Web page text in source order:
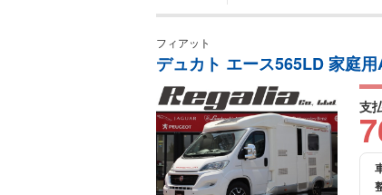
フィアット
デュカト エース565LD 家庭
支